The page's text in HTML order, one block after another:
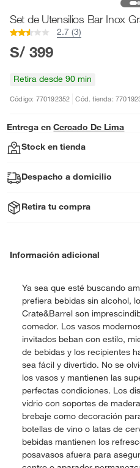
Set de Utensilios Bar Inox
2.7 (3)
S/ 399
Retira desde 90 min
Código: 770192352 Cód. tienda:
Entrega en Cercado De Lima
Stock en tienda
Despacho a domicilio
Retira tu compra
Información adicional
Ya sea que esté buscando
prefiera bebidas sin alcohol,
Crate&Barrel son
comedor. Los vasos
invitados beban con estilo,
de bebidas y los recipientes
sea fácil y divertido. No se
los vasos y mantienen las
perfectas condiciones. Los
vidrio con soportes de
brebaje como decoración
botellas de vino o latas de
bebidas mantienen los
posavasos afuera para